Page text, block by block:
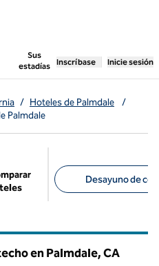
Sus
estadías
, abre una pestaña
Inscríbase Inicie sesión
/ Hoteles de Palmdale
/
Palmdale
Desayuno de
en Palmdale,CA